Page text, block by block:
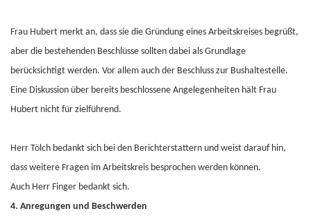
Frau Hubert merkt an, dass sie die Gründung eines Arbeitskreises begrüßt,
aber die bestehenden Beschlüsse sollten dabei als Grundlage
berücksichtigt werden. Vor allem auch der Beschluss zur Bushaltestelle.
Eine Diskussion über bereits beschlossene Angelegenheiten hält Frau
Hubert nicht für zielführend.
Herr Tölch bedankt sich bei den Berichterstattern und weist darauf hin,
dass weitere Fragen im Arbeitskreis besprochen werden können.
Auch Herr Finger bedankt sich.
4. Anregungen und Beschwerden